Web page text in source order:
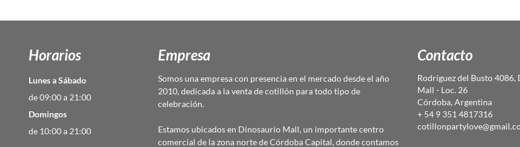
Horarios
Lunes a Sábado
de 09:00 a 21:00
Domingos
de 10:00 a 21:00
Empresa
Somos una empresa con presencia en el mercado desde el año
2010, dedicada a la venta de cotillón para todo tipo de
celebración.
Estamos ubicados en Dinosaurio Mall, un importante centro
comercial de la zona norte de Córdoba Capital, donde contamos
Contacto
Rodríguez del Busto 4086,
Mall - Loc. 26
Córdoba, Argentina
+ 54 9 351 4817316